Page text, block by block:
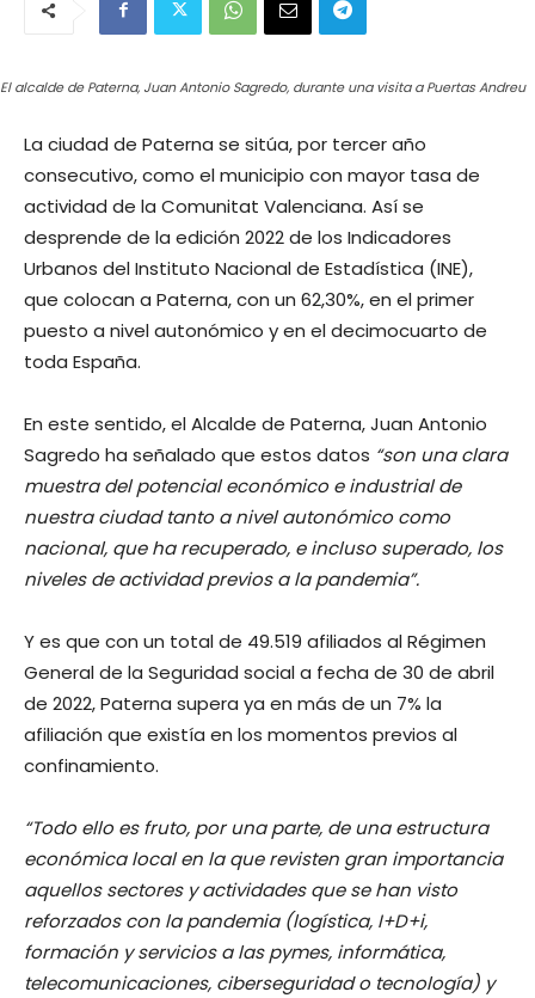
El alcalde de Paterna, Juan Antonio Sagredo, durante una visita a Puertas Andreu
La ciudad de Paterna se sitúa, por tercer año
consecutivo, como el municipio con mayor tasa de
actividad de la Comunitat Valenciana. Así se
desprende de la edición 2022 de los Indicadores
Urbanos del Instituto Nacional de Estadística (INE),
que colocan a Paterna, con un 62,30%, en el primer
puesto a nivel autonómico y en el decimocuarto de
toda España.
En este sentido, el Alcalde de Paterna, Juan Antonio
Sagredo ha señalado que estos datos “son una clara
muestra del potencial económico e industrial de
nuestra ciudad tanto a nivel autonómico como
nacional, que ha recuperado, e incluso superado, los
niveles de actividad previos a la pandemia”.
Y es que con un total de 49.519 afiliados al Régimen
General de la Seguridad social a fecha de 30 de abril
de 2022, Paterna supera ya en más de un 7% la
afiliación que existía en los momentos previos al
confinamiento.
“Todo ello es fruto, por una parte, de una estructura
económica local en la que revisten gran importancia
aquellos sectores y actividades que se han visto
reforzados con la pandemia (logística, I+D+i,
formación y servicios a las pymes, informática,
telecomunicaciones, ciberseguridad o tecnología) y